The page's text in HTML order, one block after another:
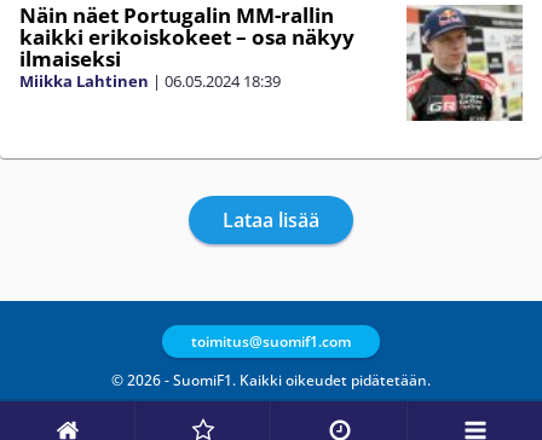
Näin näet Portugalin MM-rallin
kaikki erikoiskokeet – osa näkyy
ilmaiseksi
Miikka Lahtinen | 06.05.2024 18:39
Lataa lisää
© 2026 - SuomiF1. Kaikki oikeudet pidätetään.
toimitus@suomif1.com